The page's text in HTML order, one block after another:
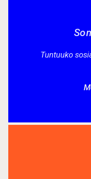
Tuntuuko